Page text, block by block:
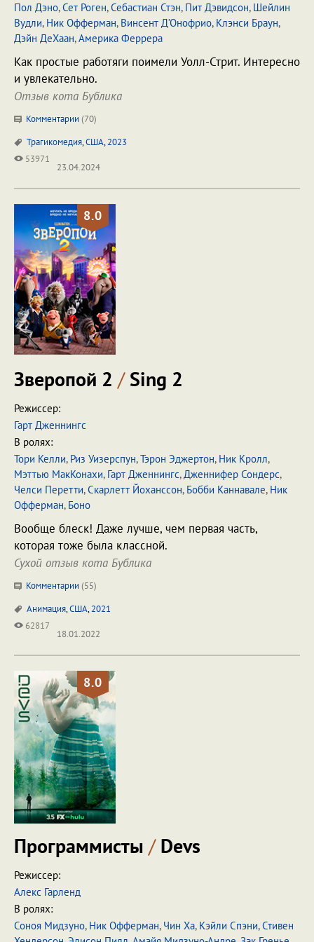
Пол Дэно,Сет Роген,Себастиан Стэн, Пит Дэвидсон, Шейлин
Вудли, Ник Офферман, Винсент Д’Онофрио, Клэнси Браун,
Дэйн ДеХаан,Америка Феррера
Как простые работяги поимели Уолл-Стрит. Интересно
и увлекательно.
Отзыв кота Бублика
Комментарии (70)
Трагикомедия,США,2023
53971
23.04.2024
8.0
Зверопой 2 /Sing 2
Режиссер:
Гарт Дженнингс
В ролях:
Тори Келли, Риз Уизерспун,Тэрон Эджертон, Ник Кролл,
Мэттью МакКонахи, Гарт Дженнингс,Дженнифер Сондерс,
Челси Перетти,Скарлетт Йоханссон, Бобби Каннавале, Ник
Офферман, Боно
Вообще блеск! Даже лучше, чем первая часть,
которая тоже была классной.
Сухой отзыв кота Бублика
Комментарии (55)
Анимация,США,2021
62817
18.01.2022
8.0
Программисты /Devs
Режиссер:
Алекс Гарленд
В ролях:
Соноя Мидзуно, Ник Офферман, Чин Ха, Кэйли Спэни,Стивен